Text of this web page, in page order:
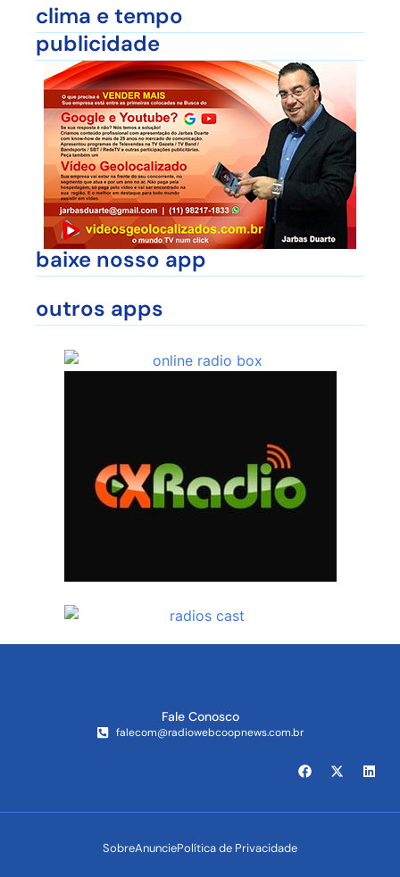
clima e tempo
publicidade
baixe nosso app
outros apps
Fale Conosco
falecom@radiowebcoopnews.com.br
SobreAnunciePolítica de Privacidade